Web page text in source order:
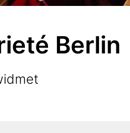
Berlin